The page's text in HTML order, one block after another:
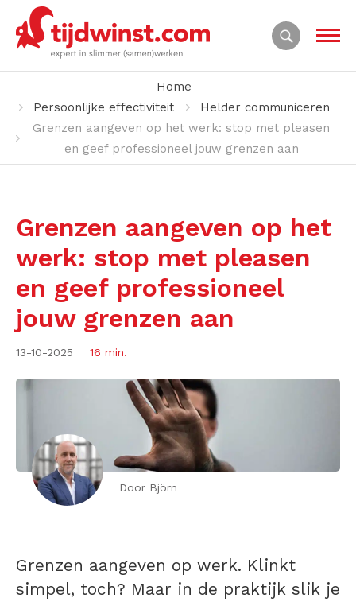
Home
Persoonlijke effectiviteit
Helder communiceren
Grenzen aangeven op het werk: stop met pleasen
en geef professioneel jouw grenzen aan
Grenzen aangeven op het
werk: stop met pleasen
en geef professioneel
jouw grenzen aan
13-10-2025 16 min.
Door Björn
Grenzen aangeven op werk. Klinkt
simpel, toch? Maar in de praktijk slik je